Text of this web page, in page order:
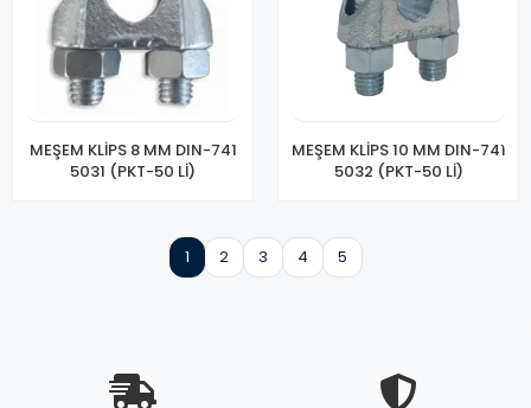
MEŞEM KLİPS 8 MM DIN-741
5031 (PKT-50 Lİ)
MEŞEM KLİPS 10 MM DIN-741
5032 (PKT-50 Lİ)
1 2 3 4 5